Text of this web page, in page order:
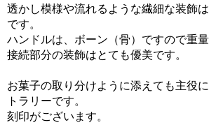
透かし模様や流れるような繊細な装飾
です。
ハンドルは、ボーン（骨）ですので重量
接続部分の装飾はとても優美です。
お菓子の取り分けように添えても主役
トラリーです。
刻印がございます。